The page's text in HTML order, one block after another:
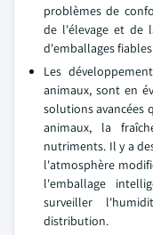
problèmes de
de l'élevage et de
d'emballages
Les
animaux, sont en
solutions avancées
animaux, la
nutriments. Il y a
l'atmosphère
l'emballage
surveiller
distribution.